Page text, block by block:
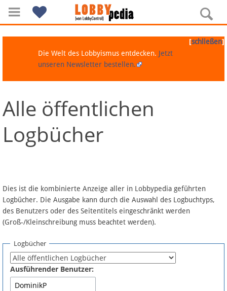
Navigation
Über Lobbypedia
Artikel nach Kategorien
FAQ
Fördermitglied werden
Fehler melden
[schließen]
Die Welt des Lobbyismus entdecken. Jetzt
unseren Newsletter bestellen.
Alle öffentlichen
Logbücher
Dies ist die kombinierte Anzeige aller in Lobbypedia geführten
Logbücher. Die Ausgabe kann durch die Auswahl des Logbuchtyps,
des Benutzers oder des Seitentitels eingeschränkt werden
(Groß-/Kleinschreibung muss beachtet werden).
Logbücher
Ausführender Benutzer: